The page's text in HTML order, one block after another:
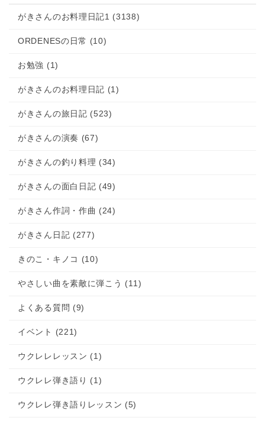
2022.02.02
「おるでねす」って呼んでね♪
2022.02.02
ジャカソロに挑戦クレージーGの弾き方
がきさんのお料理日記1 (3138)
ORDENESの日常 (10)
お勉強 (1)
がきさんのお料理日記 (1)
がきさんの旅日記 (523)
がきさんの演奏 (67)
がきさんの釣り料理 (34)
がきさんの面白日記 (49)
がきさん作詞・作曲 (24)
がきさん日記 (277)
きのこ・キノコ (10)
やさしい曲を素敵に弾こう (11)
よくある質問 (9)
イベント (221)
ウクレレレッスン (1)
ウクレレ弾き語り (1)
ウクレレ弾き語りレッスン (5)